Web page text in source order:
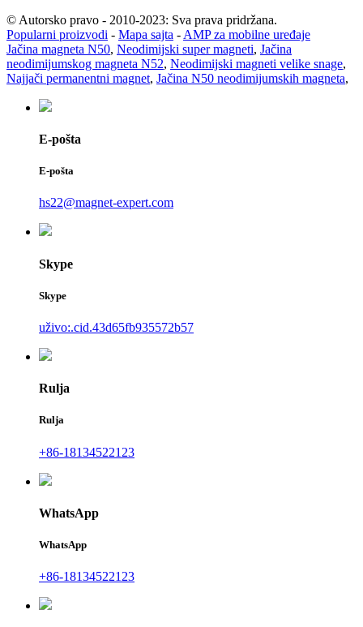
© Autorsko pravo - 2010-2023: Sva prava pridržana.
Popularni proizvodi - Mapa sajta - AMP za mobilne uređaje
Jačina magneta N50, Neodimijski super magneti, Jačina
neodimijumskog magneta N52, Neodimijski magneti velike snage,
Najjači permanentni magnet, Jačina N50 neodimijumskih magneta,
E-pošta
E-pošta
hs22@magnet-expert.com
Skype
Skype
uživo:.cid.43d65fb935572b57
Rulja
Rulja
+86-18134522123
WhatsApp
WhatsApp
+86-18134522123